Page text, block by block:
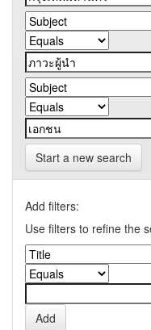
Start a new search
Add filters:
Use filters to refine the